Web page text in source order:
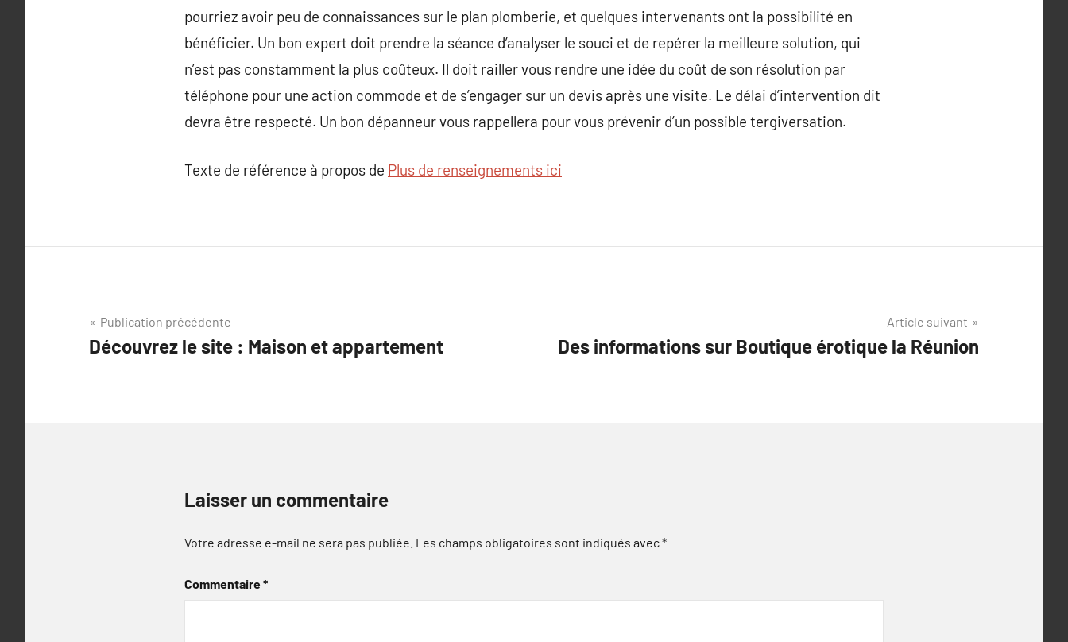
pourriez avoir peu de connaissances sur le plan plomberie, et quelques intervenants ont la possibilité en
bénéficier. Un bon expert doit prendre la séance d’analyser le souci et de repérer la meilleure solution, qui
n’est pas constamment la plus coûteux. Il doit railler vous rendre une idée du coût de son résolution par
téléphone pour une action commode et de s’engager sur un devis après une visite. Le délai d’intervention dit
devra être respecté. Un bon dépanneur vous rappellera pour vous prévenir d’un possible tergiversation.
Texte de référence à propos de Plus de renseignements ici
Navigation
de
Publication précédente
Découvrez le site : Maison et appartement
Article suivant
Des informations sur Boutique érotique la Réunion
Laisser un commentaire
Votre adresse e-mail ne sera pas publiée. Les champs obligatoires sont indiqués avec*
Commentaire*